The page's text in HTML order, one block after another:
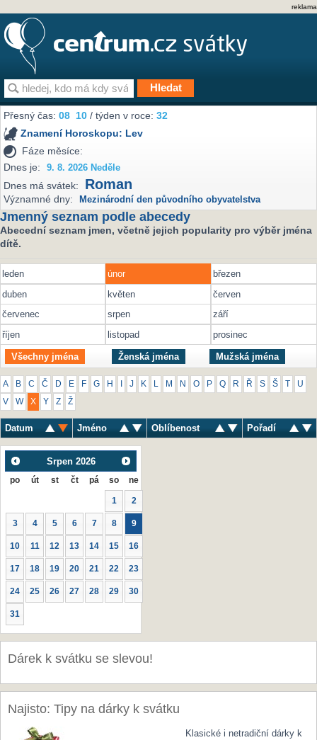
reklama
Přesný čas:08 10 / týden v roce:32
Znamení Horoskopu: Lev
Fáze měsíce:
Dnes je:
9. 8. 2026 Neděle
Dnes má svátek: Roman
Významné dny: Mezinárodní den původního obyvatelstva
Jmenný seznam podle abecedy
Abecední seznam jmen, včetně jejich popularity pro výběr jména
dítě.
leden únor
březen
duben
květen
červen
červenec
srpen
září
říjen
listopad prosinec
Všechny jména Ženská jména Mužská jména
A B C Č D E F G H J K M N O P Q R Ř S Š U
V W X Y Z Ž
Datum Jméno Oblíbenost Pořadí
Srpen 2026
po út st čt pá so ne
1 2
3 4 5 6 7 8 9
10 11 12 13 14 15 16
17 18 19 20 21 22 23
24 25 26 27 28 29 30
31
Dárek k svátku se slevou!
Najisto: Tipy na dárky k svátku
Klasické i netradiční dárky k